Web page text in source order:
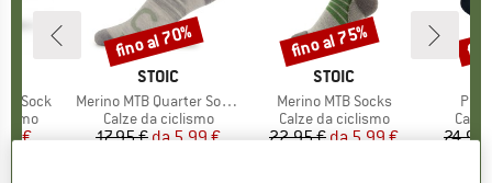
Sock
ridotto
€
MARCHIO
STOIC
Articolo
Merino MTB Quarter Socks
Gruppo di prodotti
Calze da ciclismo
Prezzo
17,95 € Prezzo ridotto
da 5,99 €
Sconto
fino al 70%
MARCHIO
STOIC
Articolo
Merino MTB Socks
Gruppo di prodotti
Calze da ciclismo
Prezzo
22,95 € Prezzo ridotto
da 5,99 €
Sconto
fino al 75%
Pro
24,95